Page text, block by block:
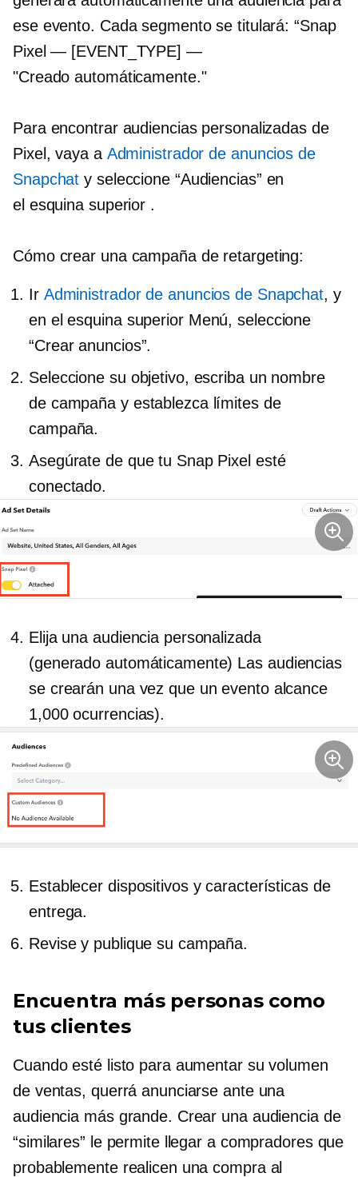
ese evento. Cada segmento se titulará: “Snap
Pixel — [EVENT_TYPE] —
"Creado automáticamente."
Para encontrar audiencias personalizadas de
Pixel, vaya a Administrador de anuncios de
Snapchat y seleccione “Audiencias” en
el esquina superior .
Cómo crear una campaña de retargeting:
Ir Administrador de anuncios de Snapchat, y
en elesquina superiorMenú, seleccione
“Crear anuncios”.
Seleccione su objetivo, escriba un nombre
de campaña y establezca límites de
campaña.
Asegúrate de que tu Snap Pixel esté
conectado.
Elija una audiencia personalizada
(generado automáticamente) Las audiencias
se crearán una vez que un evento alcance
1,000 ocurrencias).
Establecer dispositivos y características de
entrega.
Revise y publique su campaña.
Encuentra más personas como
tus clientes
Cuando esté listo para aumentar su volumen
de ventas, querrá anunciarse ante una
audiencia más grande. Crear una audiencia de
“similares” le permite llegar a compradores que
probablemente realicen una compra al